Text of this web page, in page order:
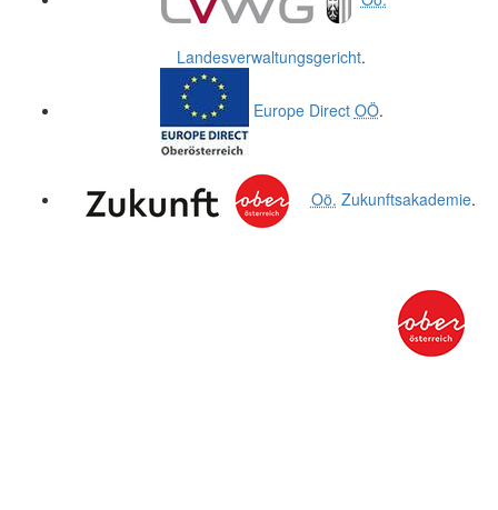
Landesverwaltungsgericht.
Europe Direct OÖ.
Oö. Zukunftsakademie.